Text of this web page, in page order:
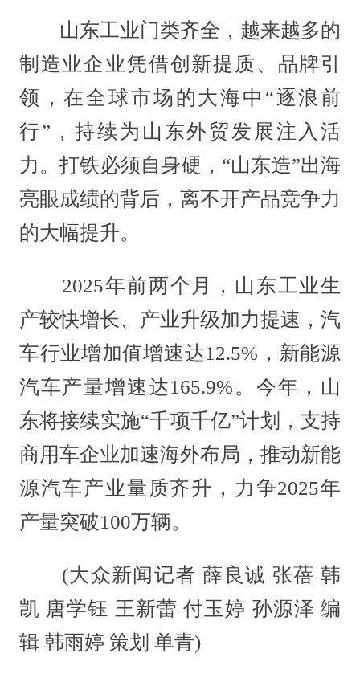
山东工业门类齐全，越来越多的
制造业企业凭借创新提质、品牌引
领，在全球市场的大海中“逐浪前
行”，持续为山东外贸发展注入活
力。打铁必须自身硬，“山东造”出海
亮眼成绩的背后，离不开产品竞争力
的大幅提升。
2025年前两个月，山东工业生
产较快增长、产业升级加力提速，汽
车行业增加值增速达12.5%，新能源
汽车产量增速达165.9%。今年，山
东将接续实施“千项千亿”计划，支持
商用车企业加速海外布局，推动新能
源汽车产业量质齐升，力争2025年
产量突破100万辆。
(大众新闻记者 薛良诚 张蓓 韩
凯 唐学钰 王新蕾 付玉婷 孙源泽 编
辑 韩雨婷 策划 单青)